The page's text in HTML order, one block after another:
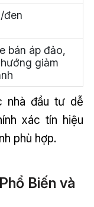
đen
bán áp đảo,
giảm
nhà đầu tư dễ
xác tín hiệu
phù hợp.
Biến và